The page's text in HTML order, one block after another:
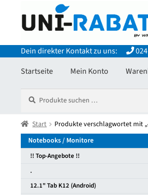
Navigation
springen
Inhalt
springen
Dein direkter Kontakt zu uns:
Startseite
Mein Konto
Start Allgemeine Geschäftsbedingungen
Widerrufsbelehrung und
nach:
Start Produkte verschlagwortet mit
Notebooks / Monitore
!! Top-Angebote !!
.
12.1" Tab K12 (Android)